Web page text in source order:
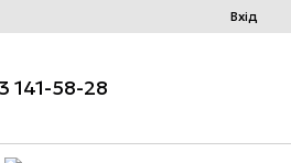
Вхід
141-58-28